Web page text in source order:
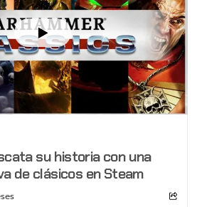
su historia con una
de clásicos en Steam